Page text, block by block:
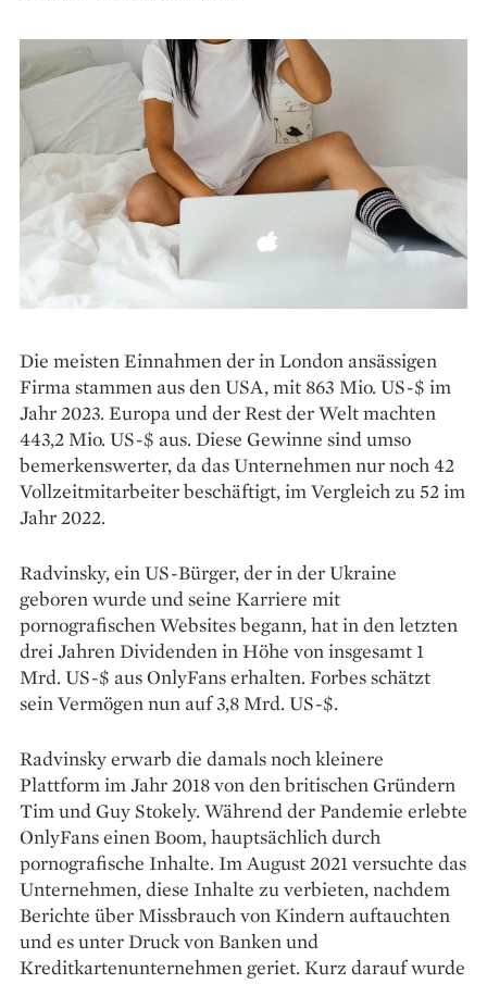
Die meisten Einnahmen der in London ansässigen
Firma stammen aus den USA, mit 863 Mio. US-$ im
Jahr 2023. Europa und der Rest der Welt machten
443,2 Mio. US-$ aus. Diese Gewinne sind umso
bemerkenswerter, da das Unternehmen nur noch 42
Vollzeitmitarbeiter beschäftigt, im Vergleich zu 52 im
Jahr 2022.
Radvinsky, ein US-Bürger, der in der Ukraine
geboren wurde und seine Karriere mit
pornografischen Websites begann, hat in den letzten
drei Jahren Dividenden in Höhe von insgesamt 1
Mrd. US-$ aus OnlyFans erhalten. Forbes schätzt
sein Vermögen nun auf 3,8 Mrd. US-$.
Radvinsky erwarb die damals noch kleinere
Plattform im Jahr 2018 von den britischen Gründern
Tim und Guy Stokely. Während der Pandemie erlebte
OnlyFans einen Boom, hauptsächlich durch
pornografische Inhalte. Im August 2021 versuchte das
Unternehmen, diese Inhalte zu verbieten, nachdem
Berichte über Missbrauch von Kindern auftauchten
und es unter Druck von Banken und
Kreditkartenunternehmen geriet. Kurz darauf wurde